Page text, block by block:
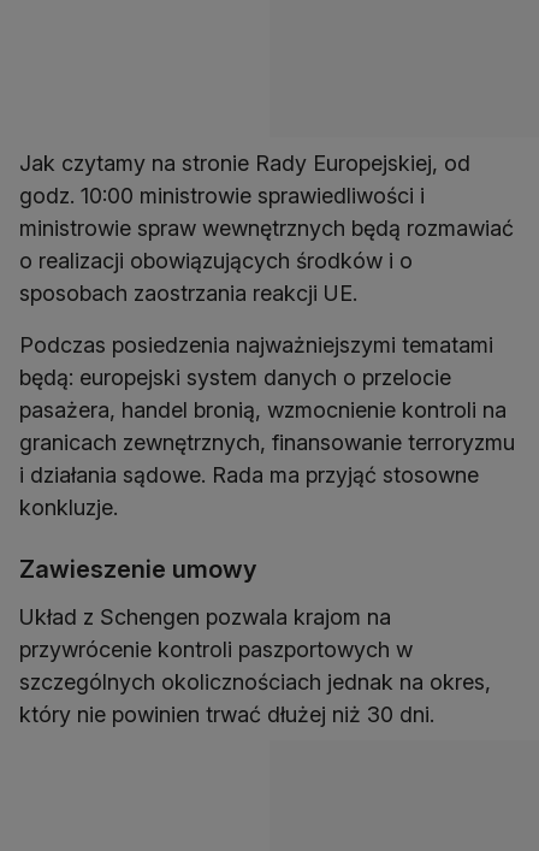
Jak czytamy na stronie Rady Europejskiej, od
godz. 10:00 ministrowie sprawiedliwości i
ministrowie spraw wewnętrznych będą rozmawiać
o realizacji obowiązujących środków i o
sposobach zaostrzania reakcji UE.
Podczas posiedzenia najważniejszymi tematami
będą: europejski system danych o przelocie
pasażera, handel bronią, wzmocnienie kontroli na
granicach zewnętrznych, finansowanie terroryzmu
i działania sądowe. Rada ma przyjąć stosowne
konkluzje.
Zawieszenie umowy
Układ z Schengen pozwala krajom na
przywrócenie kontroli paszportowych w
szczególnych okolicznościach jednak na okres,
który nie powinien trwać dłużej niż 30 dni.